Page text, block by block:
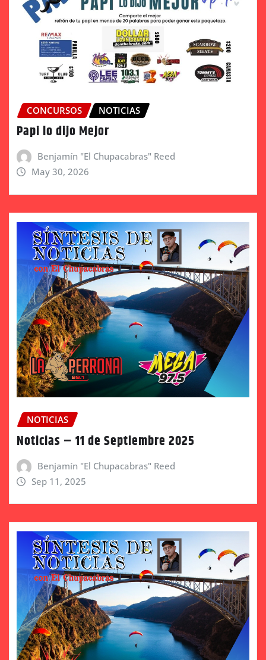
CONCURSOS NOTICIAS
Papi lo dijo Mejor
Benjamín "El Chupacabras" Reed
May 30, 2026
NOTICIAS
Noticias – 11 de Septiembre 2025
Benjamín "El Chupacabras" Reed
Sep 11, 2025